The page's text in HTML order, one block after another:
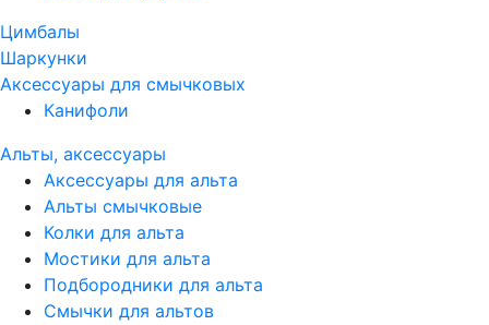
Цимбалы
Шаркунки
Аксессуары для смычковых
Канифоли
Альты, аксессуары
Аксессуары для альта
Альты смычковые
Колки для альта
Мостики для альта
Подбородники для альта
Смычки для альтов